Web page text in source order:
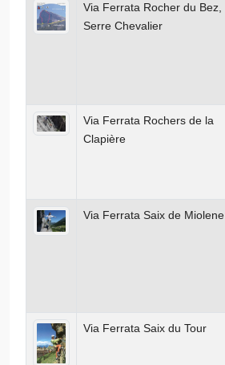
Via Ferrata Rocher du Bez,
Serre Chevalier
Via Ferrata Rochers de la
Clapière
Via Ferrata Saix de Miolene
Via Ferrata Saix du Tour